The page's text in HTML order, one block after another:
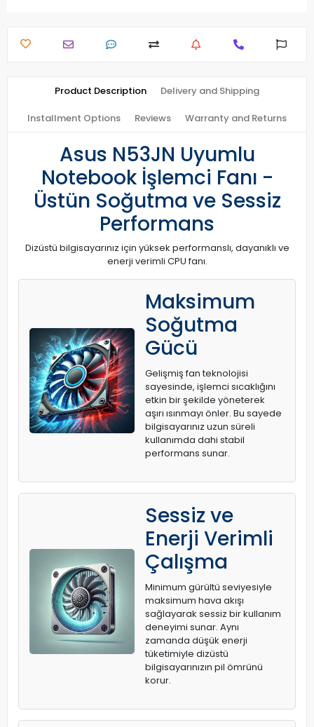
Product Description Delivery and Shipping
Installment Options Reviews Warranty and Returns
Asus N53JN Uyumlu
Notebook İşlemci Fanı -
Üstün Soğutma ve Sessiz
Performans
Dizüstü bilgisayarınız için yüksek performanslı, dayanıklı ve
enerji verimli CPU fanı.
Maksimum
Soğutma
Gücü
Gelişmiş fan teknolojisi
sayesinde, işlemci sıcaklığını
etkin bir şekilde yöneterek
aşırı ısınmayı önler. Bu sayede
bilgisayarınız uzun süreli
kullanımda dahi stabil
performans sunar.
Sessiz ve
Enerji Verimli
Çalışma
Minimum gürültü seviyesiyle
maksimum hava akışı
sağlayarak sessiz bir kullanım
deneyimi sunar. Aynı
zamanda düşük enerji
tüketimiyle dizüstü
bilgisayarınızın pil ömrünü
korur.